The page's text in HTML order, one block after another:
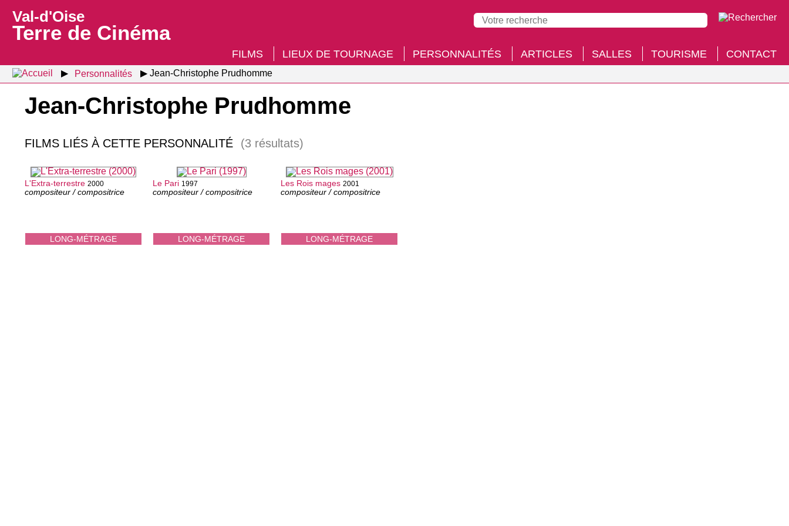
Val-d'Oise
Terre de Cinéma
FILMS LIEUX DE TOURNAGE PERSONNALITÉS ARTICLES SALLES TOURISME CONTACT
Personnalités Jean-Christophe Prudhomme
Jean-Christophe Prudhomme
FILMS LIÉS À CETTE PERSONNALITÉ (3 résultats)
LONG-MÉTRAGE
L'Extra-terrestre 2000
compositeur / compositrice
LONG-MÉTRAGE
Le Pari 1997
compositeur / compositrice
LONG-MÉTRAGE
Les Rois mages 2001
compositeur / compositrice